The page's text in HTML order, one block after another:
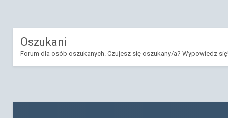
Oszukani
Forum dla osób oszukanych. Czujesz się oszukany/a? Wypowiedz